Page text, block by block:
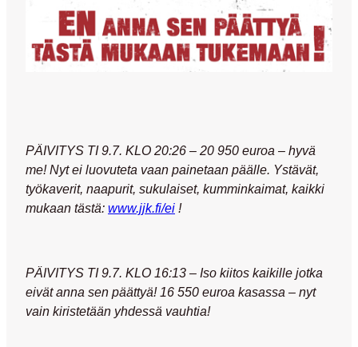
PÄIVITYS TI 9.7. KLO 20:26 – 20 950 euroa – hyvä
me! Nyt ei luovuteta vaan painetaan päälle. Ystävät,
työkaverit, naapurit, sukulaiset, kumminkaimat, kaikki
mukaan tästä: www.jjk.fi/ei !
PÄIVITYS TI 9.7. KLO 16:13 – Iso kiitos kaikille jotka
eivät anna sen päättyä! 16 550 euroa kasassa – nyt
vain kiristetään yhdessä vauhtia!